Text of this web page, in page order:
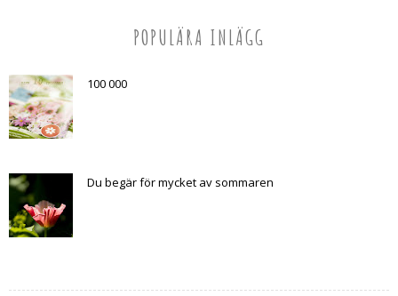
POPULÄRA INLÄGG
100 000
Du begär för mycket av sommaren